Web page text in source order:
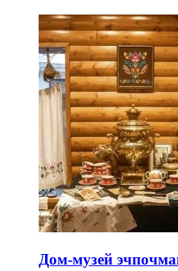
Дом-музей